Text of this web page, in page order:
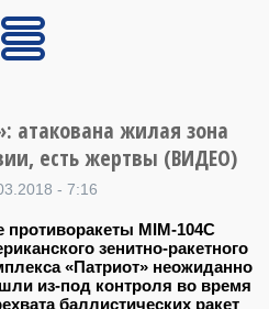
атакована жилая зона
есть жертвы (ВИДЕО)
- 7:16
противоракеты MIM-104C
зенитно-ракетного
«Патриот» неожиданно
из-под контроля во время
баллистических ракет